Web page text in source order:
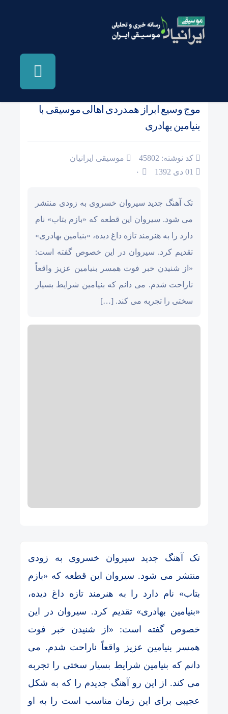
موج وسیع ابراز همدردی اهالی موسیقی با
بنیامین بهادری
کد نوشته: 45802
موسیقی ایرانیان
۰
تک آهنگ جدید سیروان خسروی به زودی منتشر
می شود. سیروان این قطعه که «بازم بتاب» نام
دارد را به هنرمند تازه داغ دیده، «بنیامین بهادری»
تقدیم کرد. سیروان در این خصوص گفته است:
«از شنیدن خبر فوت همسر بنیامین عزیز واقعاً
ناراحت شدم. می دانم که بنیامین شرایط بسیار
سختی را تجربه می کند. […]
تک آهنگ جدید سیروان خسروی به زودی
منتشر می شود. سیروان این قطعه که «بازم
بتاب» نام دارد را به هنرمند تازه داغ دیده،
«بنیامین بهادری» تقدیم کرد. سیروان در این
خصوص گفته است: «از شنیدن خبر فوت
همسر بنیامین عزیز واقعاً ناراحت شدم. می
دانم که بنیامین شرایط بسیار سختی را تجربه
می کند. از این رو آهنگ جدیدم را که به شکل
عجیبی برای این زمان مناسب است را به او